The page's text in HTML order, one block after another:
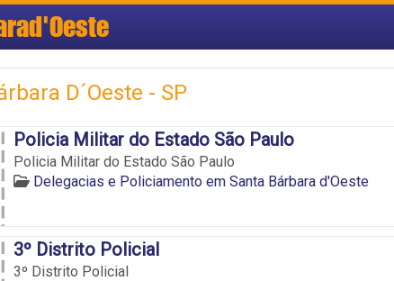
D´Oeste - SP
Policia Militar do Estado São Paulo
Policia Militar do Estado São Paulo
Delegacias e Policiamento em Santa Bárbara d'Oeste
3º Distrito Policial
3º Distrito Policial